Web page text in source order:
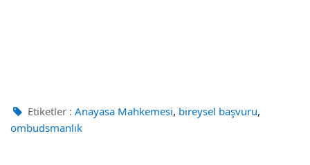
Etiketler : Anayasa Mahkemesi, bireysel başvuru,
ombudsmanlık